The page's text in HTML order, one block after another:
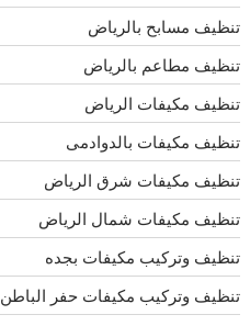
تنظيف مسابح بالرياض
تنظيف مطاعم بالرياض
تنظيف مكيفات الرياض
تنظيف مكيفات بالدوادمى
تنظيف مكيفات شرق الرياض
تنظيف مكيفات شمال الرياض
تنظيف وتركيب مكيفات بجده
تنظيف وتركيب مكيفات حفر الباطن